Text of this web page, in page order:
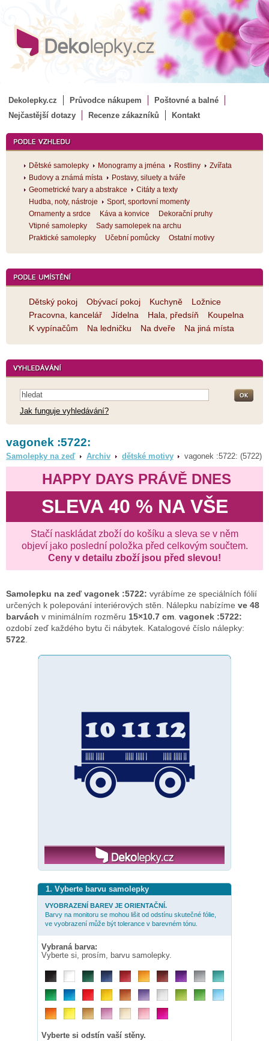
Dekolepky.cz Průvodce nákupem
Poštovné a balné
Nejčastější dotazy
Recenze zákazníků Kontakt
Dětské samolepky Monogramy a jména Rostliny
Zvířata
Budovy a známá místa
Postavy, siluety a tváře
Geometrické tvary a abstrakce
Citáty a texty
Hudba, noty, nástroje
Sport, sportovní momenty
Ornamenty a srdce
Káva a konvice
Dekorační pruhy
Vtipné samolepky
Sady samolepek na archu
Praktické samolepky
Učební pomůcky Ostatní motivy
Dětský pokoj Obývací pokoj Kuchyně
Ložnice
Pracovna, kancelář
Jídelna Hala, předsíň
Koupelna
K vypínačům
Na ledničku Na dveře Na jiná místa
Jak funguje vyhledávání?
vagonek :5722:
Samolepky na zeď Archiv dětské motivy vagonek :5722: (5722)
HAPPY DAYS PRÁVĚ DNES
SLEVA 40 % NA VŠE
Stačí naskládat zboží do košíku a sleva se v něm
objeví jako poslední položka před celkovým součtem.
Ceny v detailu zboží jsou před slevou!
Samolepku na zeď vagonek :5722: vyrábíme ze speciálních fólií
určených k polepování interiérových stěn. Nálepku nabízíme ve 48
barvách v minimálním rozměru 15×10.7 cm vagonek :5722:
ozdobí zeď každého bytu či nábytek. Katalogové číslo nálepky:
5722
1. Vyberte barvu samolepky
VYOBRAZENÍ BAREV JE ORIENTAČNÍ.
Barvy na monitoru se mohou lišit od odstínu skutečné fólie,
ve vyobrazení může být tolerance v barevném tónu.
Vybraná barva:
Vyberte si, prosím, barvu samolepky.
Vyberte si odstín vaší stěny.